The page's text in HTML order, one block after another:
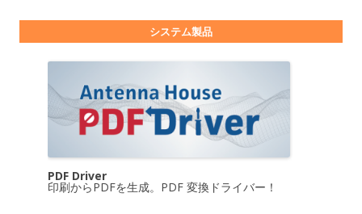
システム製品
PDF Driver
印刷からPDFを生成。PDF 変換ドライバー！